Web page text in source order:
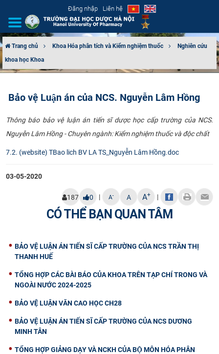
Đăng nhập Liên hệ
GIỚI THIỆU
ĐÀO TẠO
Trang chủ Khoa Hóa phân tích và Kiểm nghiệm thuốc
Nghiên cứu
khoa học Khoa
Bảo vệ Luận án của NCS. Nguyễn Lâm Hồng
​Thông báo bảo vệ luận án tiến sĩ dược học cấp trường của NCS.
Nguyễn Lâm Hồng - Chuyên ngành: Kiểm nghiệm thuốc và độc chất
7.2. (website) TBao lich BV LA TS_Nguyễn Lâm Hồng.doc
03-05-2020
187 0 | A- A A+ |
CÓ THỂ BẠN QUAN TÂM
BẢO VỆ LUẬN ÁN TIẾN SĨ CẤP TRƯỜNG CỦA NCS TRẦN THỊ
THANH HUẾ
TỔNG HỢP CÁC BÀI BÁO CỦA KHOA TRÊN TẠP CHÍ TRONG VÀ
NGOÀI NƯỚC 2024-2025
BẢO VỆ LUẬN VĂN CAO HỌC CH28
BẢO VỆ LUẬN ÁN TIẾN SĨ CẤP TRƯỜNG CỦA NCS DƯƠNG
MINH TÂN
TỔNG HỢP GIẢNG DẠY VÀ NCKH CỦA BỘ MÔN HÓA PHÂN